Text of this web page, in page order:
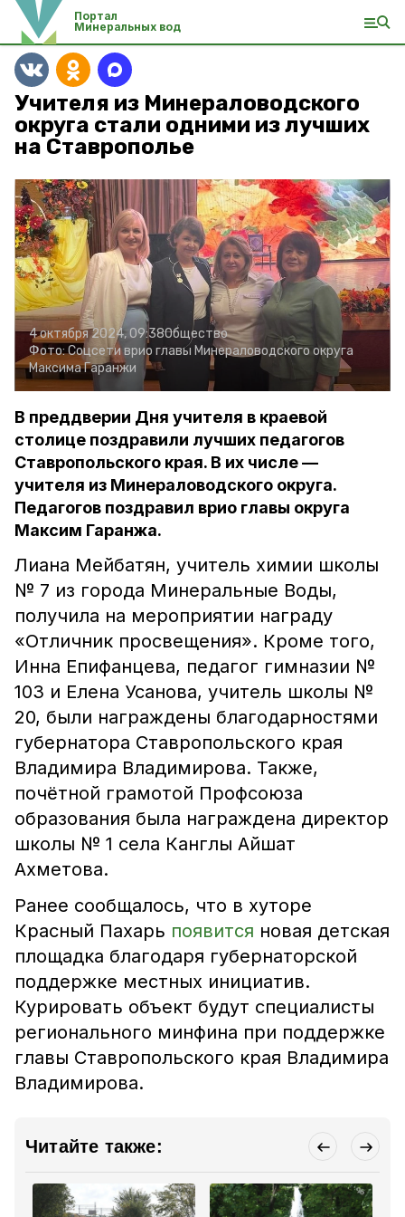
Портал
Минеральных вод
Учителя из Минераловодского
округа стали одними из лучших
на Ставрополье
4 октября 2024, 09:38Общество
Фото:Соцсети врио главы Минераловодского округа
Максима Гаранжи
В преддверии Дня учителя в краевой
столице поздравили лучших педагогов
Ставропольского края. В их числе —
учителя из Минераловодского округа.
Педагогов поздравил врио главы округа
Максим Гаранжа.
Лиана Мейбатян, учитель химии школы
№ 7 из города Минеральные Воды,
получила на мероприятии награду
«Отличник просвещения». Кроме того,
Инна Епифанцева, педагог гимназии №
103 и Елена Усанова, учитель школы №
20, были награждены благодарностями
губернатора Ставропольского края
Владимира Владимирова. Также,
почётной грамотой Профсоюза
образования была награждена директор
школы № 1 села Канглы Айшат
Ахметова.
Ранее сообщалось, что в хуторе
Красный Пахарь появится новая детская
площадка благодаря губернаторской
поддержке местных инициатив.
Курировать объект будут специалисты
регионального минфина при поддержке
главы Ставропольского края Владимира
Владимирова.
Читайте также: